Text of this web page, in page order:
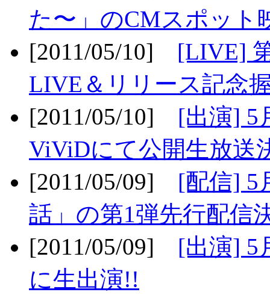
た〜」のCMスポット
[2011/05/10] [LIVE]
LIVE＆リリース記念
[2011/05/10] [出演] 5
ViViDにて公開生放送
[2011/05/09] [配信] 5
話」の第1弾先行配信
[2011/05/09] [出演] 5
に生出演!!